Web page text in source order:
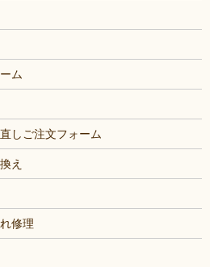
ム
しご注文フォーム
え
修理